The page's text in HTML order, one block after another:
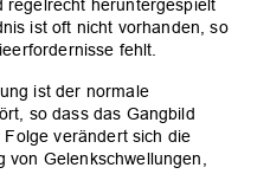
regelrecht heruntergespielt
ist oft nicht vorhanden, so
fehlt.
ist der normale
so dass das Gangbild
verändert sich die
Gelenkschwellungen,